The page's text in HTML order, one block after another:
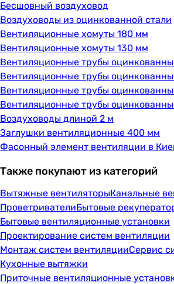
Бесшовный воздуховод
Воздуховоды из оцинкованной стали
Вентиляционные хомуты 180 мм
Вентиляционные хомуты 130 мм
Вентиляционные трубы
Вентиляционные трубы
Вентиляционные трубы
Вентиляционные трубы
Воздуховоды длиной 2 м
Заглушки вентиляционные 400 мм
Фасонный элемент вентиляции в
Также покупают из категорий
Вытяжные вентиляторыКанальные
ПроветривателиБытовые
Бытовые вентиляционные установки
Проектирование систем вентиляции
Монтаж систем вентиляцииСервис
Кухонные вытяжки
Приточные вентиляционные